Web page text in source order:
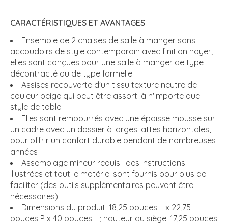
CARACTÉRISTIQUES ET AVANTAGES
Ensemble de 2 chaises de salle à manger sans
accoudoirs de style contemporain avec finition noyer;
elles sont conçues pour une salle à manger de type
décontracté ou de type formelle
Assises recouverte d'un tissu texture neutre de
couleur beige qui peut être assorti à n'importe quel
style de table
Elles sont rembourrés avec une épaisse mousse sur
un cadre avec un dossier à larges lattes horizontales,
pour offrir un confort durable pendant de nombreuses
années
Assemblage mineur requis : des instructions
illustrées et tout le matériel sont fournis pour plus de
faciliter (des outils supplémentaires peuvent être
nécessaires)
Dimensions du produit: 18,25 pouces L x 22,75
pouces P x 40 pouces H; hauteur du siège: 17,25 pouces